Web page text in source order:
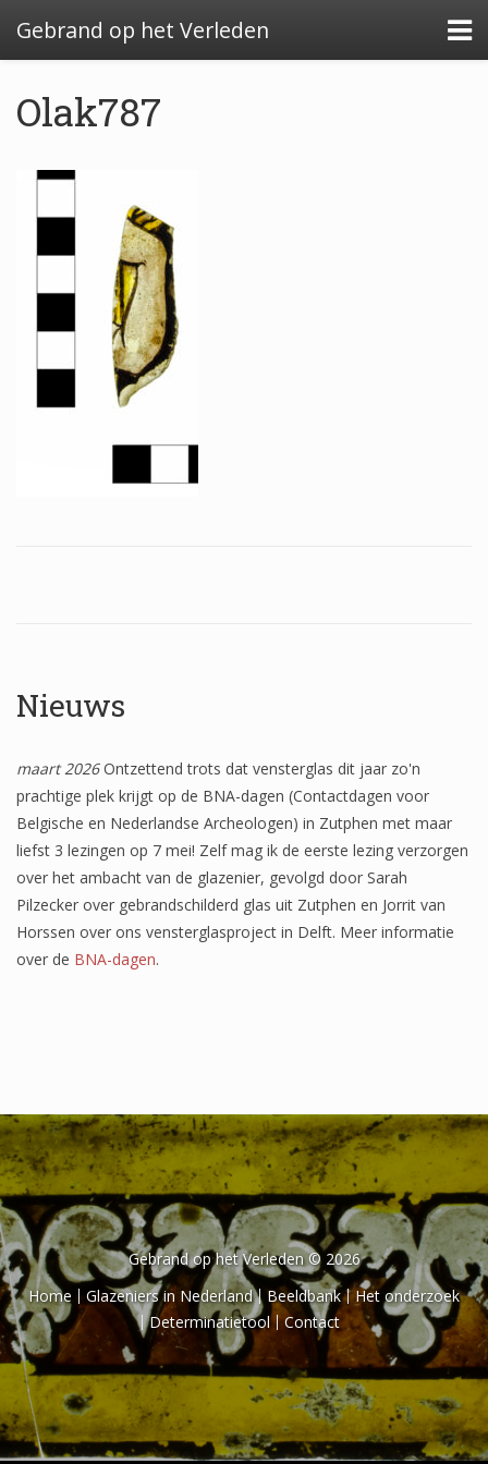
Gebrand op het Verleden
Algemeen: Glazeniersafval in Nederland
Algemeen: de glazenier
Uitwerking: Zutphen-Dieserstraat, 1583-1600
Uitwerking: Oldenzaal-Boterstraat, 1650-1700
Quickscan: Groenlo-Nieuwstad, 1650-1800
Quickscan: Groenlo-Notenboomstraat, 1700-
Boordglazen
Omlijsting
Teksten
Onbeschilderd glas
Literatuurlijst
Nieuws
maart 2026Ontzettend trots dat vensterglas dit jaar zo'n
prachtige plek krijgt op de BNA-dagen (Contactdagen voor
Belgische en Nederlandse Archeologen) in Zutphen met maar
liefst 3 lezingen op 7 mei! Zelf mag ik de eerste lezing verzorgen
over het ambacht van de glazenier, gevolgd door Sarah
Pilzecker over gebrandschilderd glas uit Zutphen en Jorrit van
Horssen over ons vensterglasproject in Delft. Meer informatie
over de BNA-dagen.
Olak787
Gebrand op het Verleden © 2026
Home
Glazeniers in Nederland Beeldbank
Het onderzoek
Determinatietool
Contact